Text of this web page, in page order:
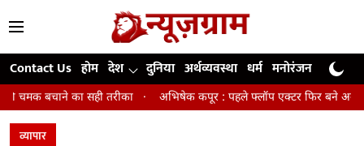
Contact Us होम देश दुनिया अर्थव्यवस्था धर्म मनोरंजन खेल
तरीका अभिषेक कपूर : पहले फ्लॉप एक्टर फिर बने अवॉर्ड विनिंग डायरेक्टर
व्यापार